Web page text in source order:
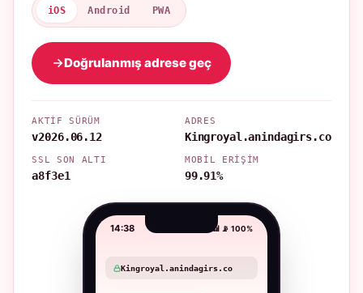
iOS Android PWA
Doğrulanmış adrese geç
AKTIF SÜRÜM
v2026.06.12
ADRES
Kingroyal.anindagirs.co
SSL SON ALTI
a8f3e1
MOBIL ERIŞIM
99.91%
14:38 📶 📡 100%
Kingroyal.anindagirs.co